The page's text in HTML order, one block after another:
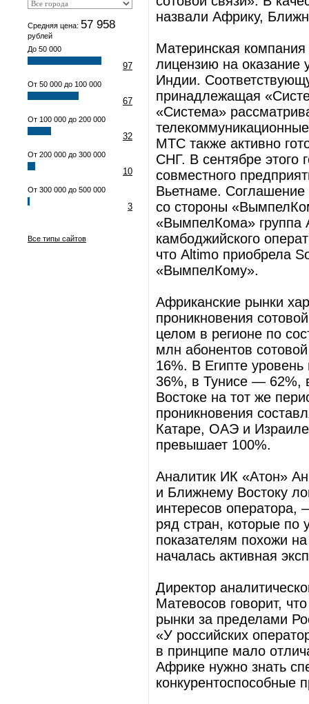
Средняя цена: 57 958
рублей
До 50 000
97
От 50 000 до 100 000
67
От 100 000 до 200 000
32
От 200 000 до 300 000
10
От 300 000 до 500 000
3
Все типы сайтов
назвали Африку,
Материнская
лицензию на оказание
Индии.
принадлежащая
«Си­стема»
МТС также активно
СНГ. В сентябре этого
совместного
Вьетнаме.
со стороны
«Вымпел­Кома» группа
камбоджийского
что Altimo приобрела
«Вымпел­Кому».
Африканские рынки
проникновения
целом в регионе по
млн абонентов
16%. В Египте
36%, в Тунисе —
Востоке на тот же
проникновения
Катаре, ОАЭ и Израиле
превышает 100%.
Аналитик ИК «Атон»
и Ближнему Востоку
интересов оператора,
ряд стран, которые по
показателям похожи
началась активная
Директор
Матевосов говорит,
рынки за пределами
«У российских
в принципе мало
Африке нужно знать
конкурентоспособные